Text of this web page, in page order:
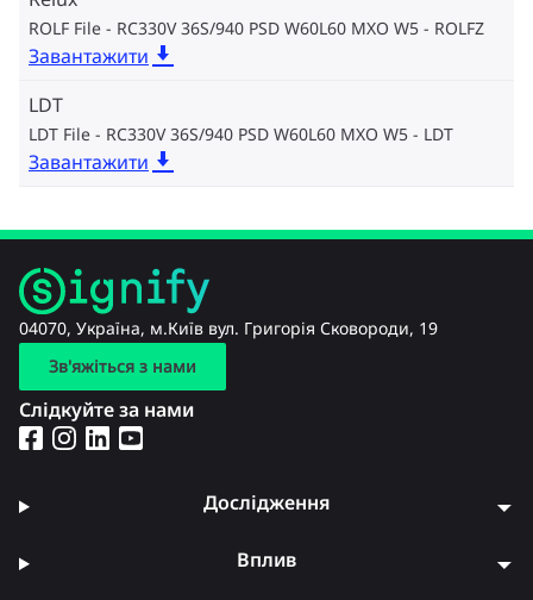
ROLF File - RC330V 36S/940 PSD W60L60 MXO W5 ROLFZ
Завантажити
LDT
LDT File - RC330V 36S/940 PSD W60L60 MXO W5 LDT
Завантажити
04070, Україна, м.Київ вул. Григорія Сковороди, 19
Зв'яжіться з нами
Слідкуйте за нами
Дослідження
Вплив